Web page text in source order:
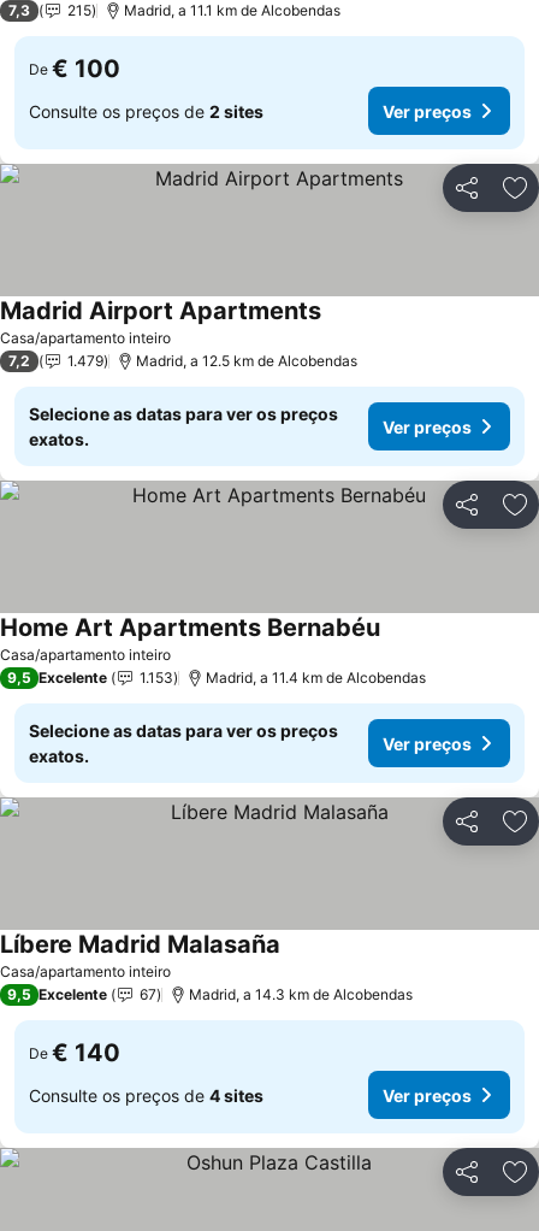
7,3 215 Madrid, a 11.1 km de Alcobendas
De € 100
Consulte os preços de 2 sites Ver preços
Partilhar
Casa/apartamento inteiro
Madrid Airport Apartments
7,2 1.479 Madrid, a 12.5 km de Alcobendas
Selecione as datas para ver os preços
exatos.
Ver preços
Partilhar
Casa/apartamento inteiro
Home Art Apartments Bernabéu
9,5 Excelente 1.153 Madrid, a 11.4 km de Alcobendas
Selecione as datas para ver os preços
exatos.
Ver preços
Partilhar
Casa/apartamento inteiro
Líbere Madrid Malasaña
9,5 Excelente 67 Madrid, a 14.3 km de Alcobendas
De € 140
Consulte os preços de 4 sites Ver preços
Partilhar